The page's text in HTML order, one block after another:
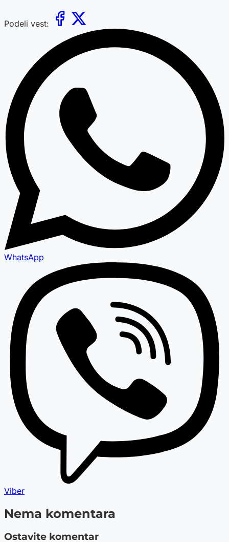
Podeli vest:
WhatsApp
Viber
Nema komentara
Ostavite komentar